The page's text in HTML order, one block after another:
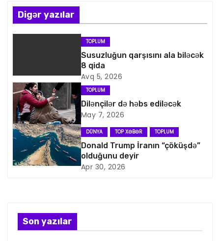
ı
n
v
i
q
a
s
a
Digər yazılar
TOPLUM
Susuzluğun qarşısını ala biləcək
8 qida
Avq 5, 2026
TOPLUM
Dilənçilər də həbs ediləcək
May 7, 2026
DÜNYA TOP XƏBƏR TOPLUM
Donald Trump İranın “çöküşdə”
olduğunu deyir
Apr 30, 2026
Son yazılar